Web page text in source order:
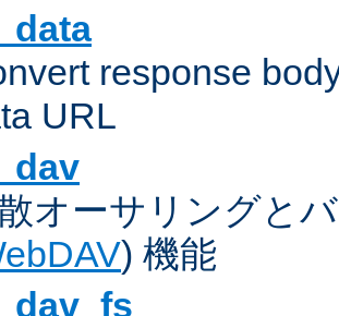
response
URL
オーサリングと
) 機能